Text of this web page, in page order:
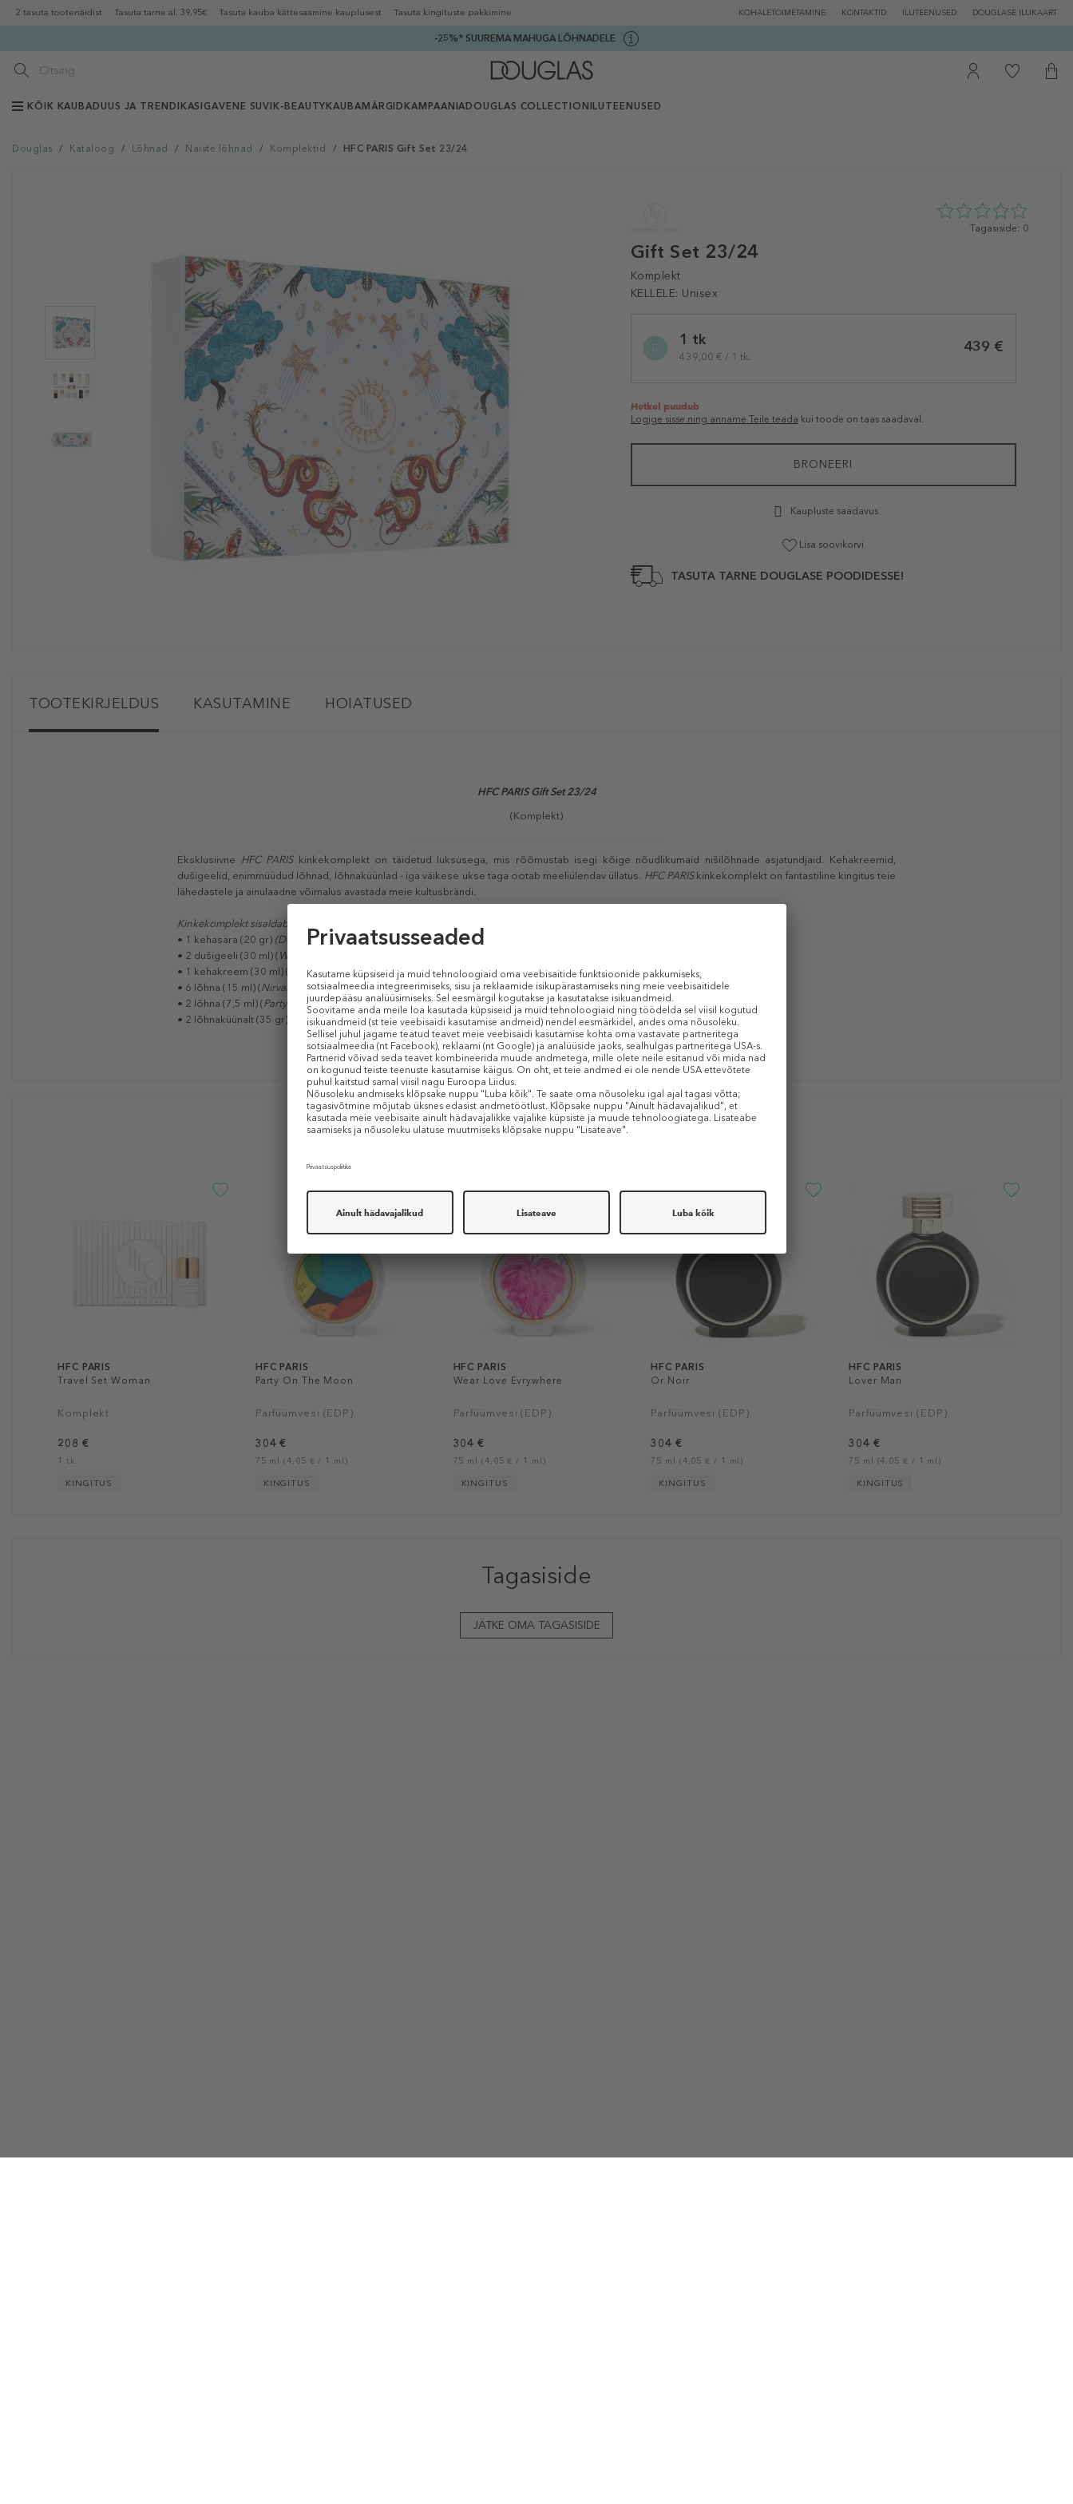
2 tasuta tootenäidist Tasuta tarne al. 39,95€ Tasuta kauba kättesaamine kauplusest Tasuta kingituste pakkimine KOHALETOIMETAMINE KONTAKTID ILUTEENUSED DOUGLASE ILUKAART
-25%* SUUREMA MAHUGA LÕHNADELE
KÕIK KAUBADUUS JA TRENDIKAS IGAVENE SUVI K-BEAUTY KAUBAMÄRGID KAMPAANIADOUGLAS COLLECTION ILUTEENUSED
Douglas / Kataloog / Lõhnad / Naiste lõhnad / Komplektid / HFC PARIS Gift Set 23/24
Gift Set 23/24
Komplekt
KELLELE: Unisex
0
Tagasiside: 0
variation1 tk
439,00 € / 1 tk.
439 €
Hetkel puudub
Logige sisse ning anname Teile teada kui toode on taas saadaval.
BRONEERI
Kaupluste saadavus
Lisa soovikorvi
TASUTA TARNE DOUGLASE POODIDESSE!
TOOTEKIRJELDUS KASUTAMINE HOIATUSED
HFC PARIS Gift Set 23/24
(Komplekt)
Eksklusiivne HFC PARISkinkekomplekt on täidetud luksusega, mis rõõmustab isegi kõige nõudlikumaid nišilõhnade asjatundjaid. Kehakreemid,
dušigeelid, enimmüüdud lõhnad, lõhnaküünlad - iga väikese ukse taga ootab meeliülendav üllatus. HFC PARISkinkekomplekt on fantastiline kingitus teie
lähedastele ja ainulaadne võimalus avastada meie kultusbrändi.
Kinkekomplekt sisaldab:
• 1 kehasära (20 gr) (Diamond in the sky)
• 2 dušigeeli (30 ml) ( Wear love everywhere, Party on the moo
• 1 kehakreem (30 ml) (
Wrap me in dreams)
• 6 lõhna (15 ml) (Nirvanesque, Diamond in the sky, Divine blossom, Dancing queen, Golden Fever, Wrap me in dreams
• 2 lõhna (7,5 ml) (Party on the moon, Devil's Intrigue)
• 2 lõhnaküünalt (35 gr) (
Endless Fiesta, Winter Delight)
Sarnased tooted
HFC PARIS
Travel Set Woman
Komplekt
208 €
1 tk
KINGITUS
HFC PARIS
Party On The Moon
Parfüümvesi (EDP)
304 €
75 ml (4,05 € / 1 ml)
KINGITUS
HFC PARIS
Wear Love Evrywhere
Parfüümvesi (EDP)
304 €
75 ml (4,05 € / 1 ml)
KINGITUS
HFC PARIS
Or Noir
Parfüümvesi (EDP)
304 €
75 ml (4,05 € / 1 ml)
KINGITUS
HFC PARIS
Lover Man
Parfüümvesi (EDP)
304 €
75 ml (4,05 € / 1 ml)
KINGITUS
Tagasiside
JÄTKE OMA TAGASISIDE